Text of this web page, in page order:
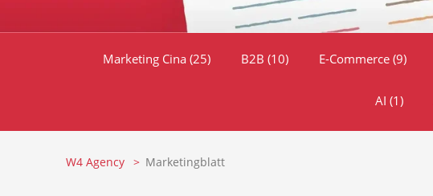
Marketing Cina (25) B2B (10) E-Commerce (9)
AI (1)
W4 Agency Marketingblatt